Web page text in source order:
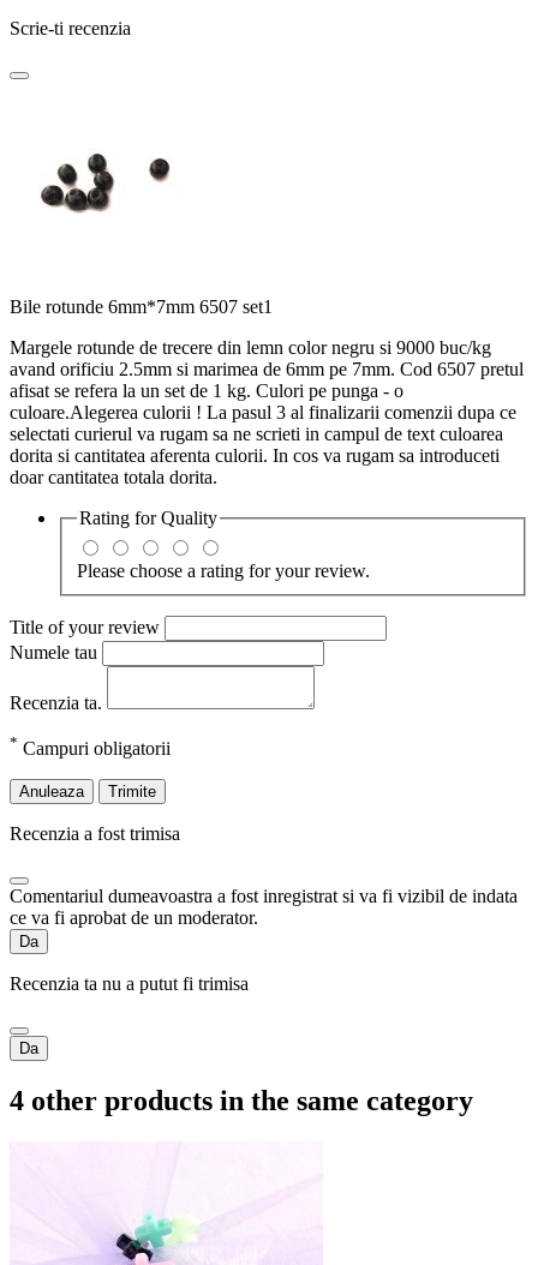
Scrie-ti recenzia
Bile rotunde 6mm*7mm 6507 set1
Margele rotunde de trecere din lemn color negru si 9000 buc/kg
avand orificiu 2.5mm si marimea de 6mm pe 7mm. Cod 6507 pretul
afisat se refera la un set de 1 kg. Culori pe punga - o
culoare.Alegerea culorii ! La pasul 3 al finalizarii comenzii dupa ce
selectati curierul va rugam sa ne scrieti in campul de text culoarea
dorita si cantitatea aferenta culorii. In cos va rugam sa introduceti
doar cantitatea totala dorita.
Rating forQuality
Please choose a rating for your review.
Title of your review
Numele tau
Recenzia ta.
* Campuri obligatorii
Anuleaza Trimite
Recenzia a fost trimisa
Comentariul dumeavoastra a fost inregistrat si va fi vizibil de indata
ce va fi aprobat de un moderator.
Da
Recenzia ta nu a putut fi trimisa
Da
4 other products in the same category